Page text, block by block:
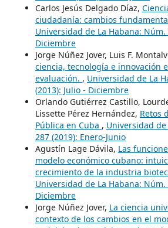
Carlos Jesús Delgado Díaz,
ciudadanía: cambios
Universidad de La Habana: Núm.
Diciembre
Jorge Núñez Jover, Luis F.
ciencia, tecnología e innovación
evaluación. , Universidad de La
(2013): Julio - Diciembre
Orlando Gutiérrez Castillo,
Lissette Pérez Hernández, Retos
Pública en Cuba , Universidad
287 (2019): Enero-Junio
Agustín Lage Dávila, Las
modelo económico cubano:
crecimiento de la industria
Universidad de La Habana: Núm.
Diciembre
Jorge Núñez Jover, La ciencia
contexto de los cambios en el